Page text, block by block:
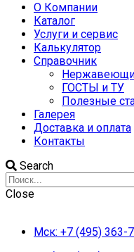
О Компании
Каталог
Услуги и сервис
Калькулятор
Справочник
ГОСТЫ и ТУ
Полезные
Галерея
Доставка и оплата
Контакты
Search
Close
Мск: +7 (495) 363-